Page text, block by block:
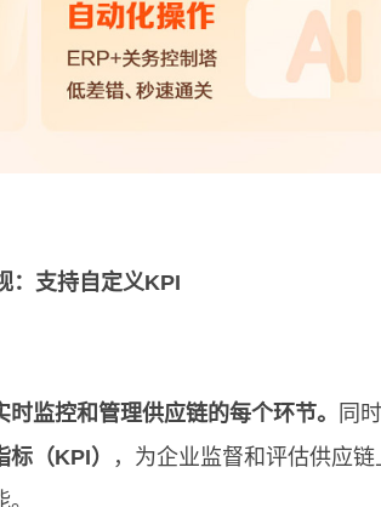
：支持自定义KPI
时监控和管理供应链的每个环节。
同
（KPI）
，为企业监督和评估供应链